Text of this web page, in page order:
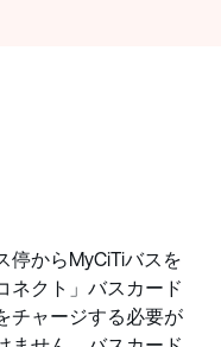
停からMyCiTiバスを
ネクト」バスカード
チャージする必要が